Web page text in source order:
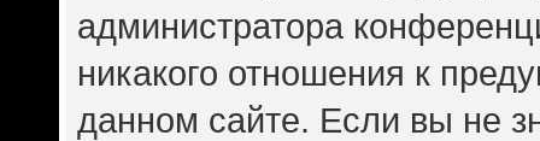
администратора
никакого отношения к
данном сайте. Если вы не